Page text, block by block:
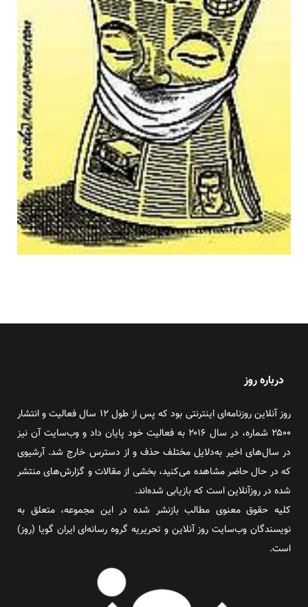
درباره روز
روز آنلاین روزنامه‌ای اینترنتی بود که پس از طول ۱۲ سال فعالیت و انتشار
۲۵۰۰ شماره، در سال ۲۰۱۶ به فعالیت خود پایان داد و وب‌سایت آن نیز
در سال‌های اخیر به‌دلایل مختلف حذف و از دسترس خارج شد. آرشیوی
که در حال حاضر مشاهده می‌کنید، بخشی از مقالات و گزارش‌های منتشر
شده در روزآنلاین است که بازیابی شده‌اند.
کلیه حقوق معنوی مطالب بازنشر شده در این مجموعه، متعلق به
نویسندگان وب‌سایت روز آنلاین و تحریریه گروه رسانه‌ای ایران گویا (روز)
است.